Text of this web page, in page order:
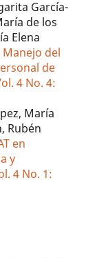
García-
de los
Elena
Manejo del
de
4 No. 4:
María
Rubén
en
y
4 No. 1: